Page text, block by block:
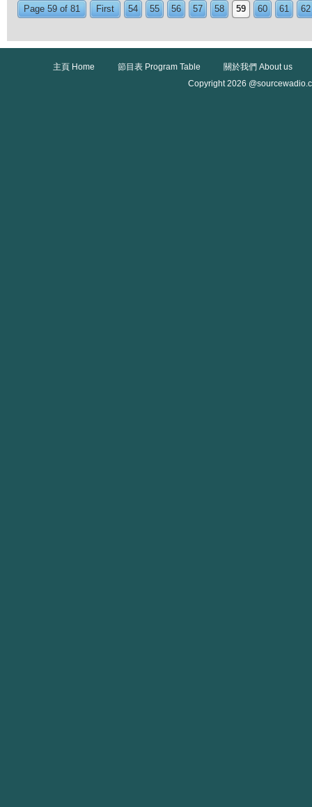
Page 59 of 81 First 54 55 56 57 58 59 60 61 62
主頁 Home 節目表 Program Table
關於我們 About us
Copyright 2026